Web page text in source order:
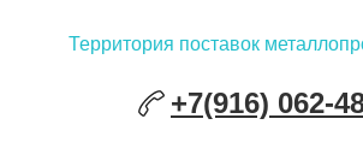
Территория поставок
+7(916) 062-